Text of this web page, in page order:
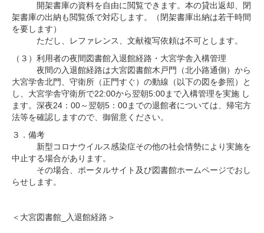
開架書庫の資料を自由に閲覧できます。本の貸出返却、閉
架書庫の出納も閲覧係で対応します。（閉架書庫出納は若干時間
を要します）
ただし、レファレンス、文献複写依頼は不可とします。
（３）利用者の夜間図書館入退館経路・大宮学舎入構管理
夜間の入退館経路は大宮図書館木戸門（北小路通側）から
大宮学舎北門、守衛所（正門すぐ）の動線（以下の図を参照）と
し、大宮学舎守衛所で22:00から翌朝5:00まで入構管理を実施 し
ます。深夜24：00～翌朝5：00までの退館者については、帰宅方
法等を確認しますので、御留意ください。
３．備考
新型コロナウイルス感染症その他の社会情勢により実施を
中止する場合があります。
その場合、ポータルサイト及び図書館ホームページでおし
らせします。
＜大宮図書館_入退館経路＞